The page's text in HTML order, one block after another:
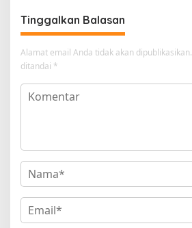
Tinggalkan Balasan
Alamat email Anda tidak akan dipublikasikan.
ditandai *